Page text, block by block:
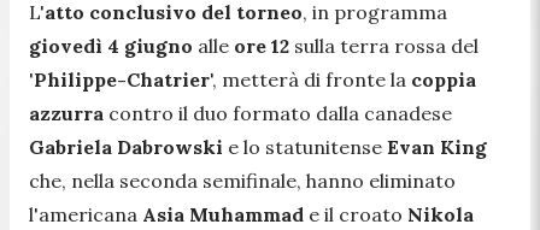
L'atto conclusivo del torneo, in programma
giovedì 4 giugno alle ore 12 sulla terra rossa del
'Philippe-Chatrier', metterà di fronte la coppia
azzurra contro il duo formato dalla canadese
Gabriela Dabrowski e lo statunitense Evan King
che, nella seconda semifinale, hanno eliminato
l'americana Asia Muhammad e il croato Nikola